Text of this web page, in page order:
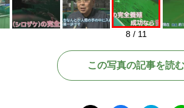
8 / 11
この写真の記事を読む